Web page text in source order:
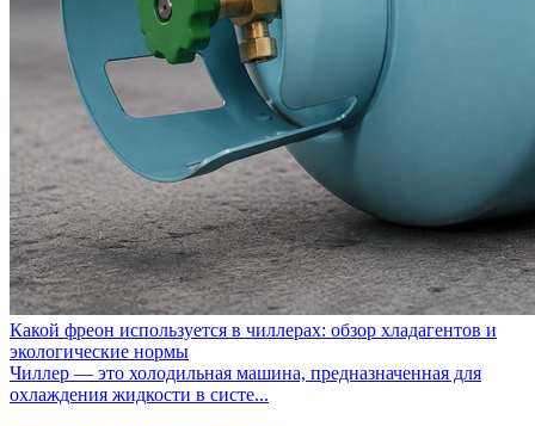
Какой фреон используется в чиллерах: обзор хладагентов и
экологические нормы
Чиллер — это холодильная машина, предназначенная для
охлаждения жидкости в систе...